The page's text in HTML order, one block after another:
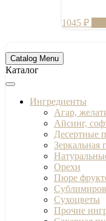
1045₽
Catalog Menu
Каталог
Ингредиенты
Агар,
Айсинг,
Десертные
Зеркальная
Орехи
Пюре
Сухоцветы
Прочие